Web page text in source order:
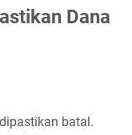
Dana
batal.